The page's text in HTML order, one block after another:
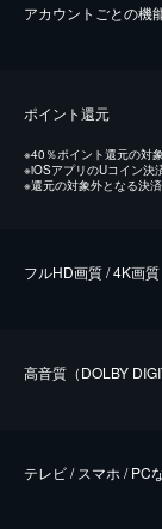
アカウントごとの機
ポイント還元
※40％ポイント還元の対
※iOSアプリのUコイン決
※還元の対象外となる決
フルHD画質 / 4K画質
⾼⾳質（DOLBY
テレビ / スマホ / PC